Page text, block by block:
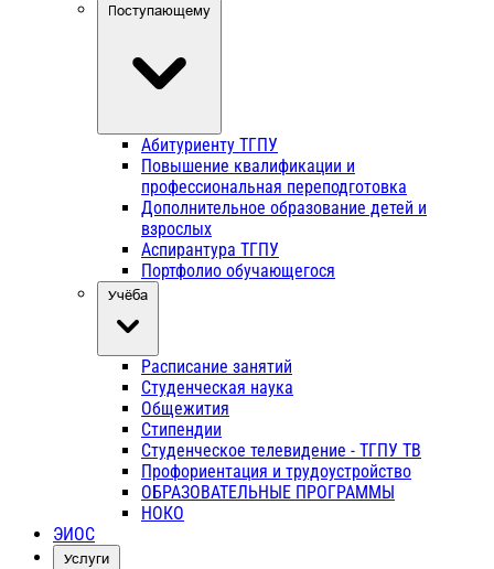
Поступающему
Абитуриенту ТГПУ
Повышение квалификации и
профессиональная переподготовка
Дополнительное образование детей и
взрослых
Аспирантура ТГПУ
Портфолио обучающегося
Учёба
Расписание занятий
Студенческая наука
Общежития
Стипендии
Студенческое телевидение - ТГПУ ТВ
Профориентация и трудоустройство
ОБРАЗОВАТЕЛЬНЫЕ ПРОГРАММЫ
НОКО
ЭИОС
Услуги